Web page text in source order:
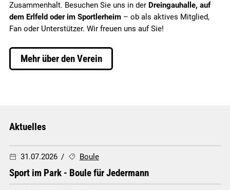
Zusammenhalt. Besuchen Sie uns in der Dreingauhalle, auf
dem Erlfeld oder im Sportlerheim– ob als aktives Mitglied,
Fan oder Unterstützer. Wir freuen uns auf Sie!
Mehr über den Verein
Aktuelles
31.07.2026 Boule
Sport im Park - Boule für Jedermann